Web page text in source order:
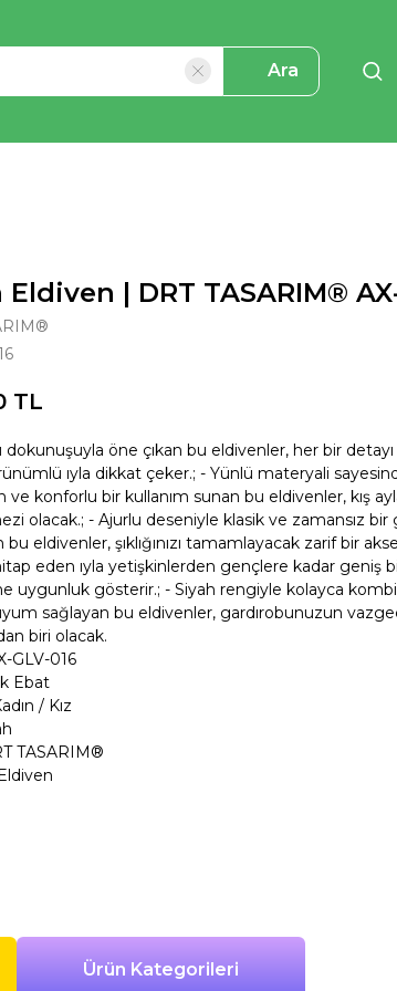
Ara
Eldiven | DRT TASARIM®
TL
dokunuşuyla öne çıkan bu eldivenler, her bir
ıyla dikkat çeker.; - Yünlü materyali
ve konforlu bir kullanım sunan bu eldivenler, kış
olacak.; - Ajurlu deseniyle klasik ve zamansız
bu eldivenler, şıklığınızı tamamlayacak zarif bir
eden ıyla yetişkinlerden gençlere kadar geniş
uygunluk gösterir.; - Siyah rengiyle kolayca
sağlayan bu eldivenler, gardırobunuzun
biri olacak.
GLV-016
Ebat
/ Kız
TASARIM®
Ürün Kategorileri